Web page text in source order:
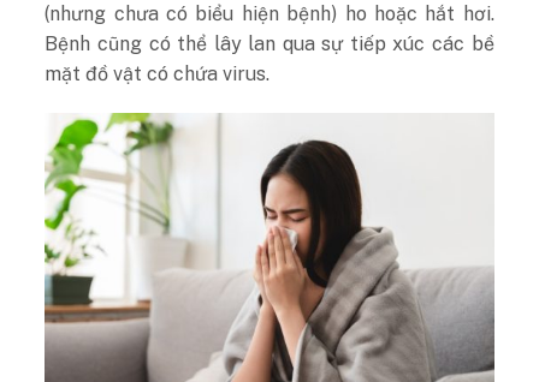
(nhưng chưa có biểu hiện bệnh) ho hoặc hắt hơi.
Bệnh cũng có thể lây lan qua sự tiếp xúc các bề
mặt đồ vật có chứa virus.